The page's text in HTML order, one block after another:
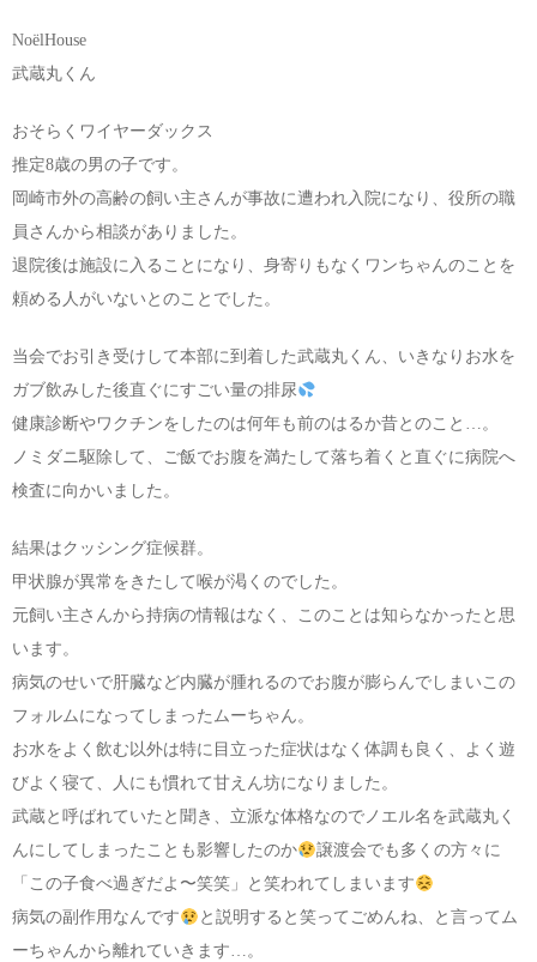
NoëlHouse
武蔵丸くん
おそらくワイヤーダックス
推定8歳の男の子です。
岡崎市外の高齢の飼い主さんが事故に遭われ入院になり、役所の職
員さんから相談がありました。
退院後は施設に入ることになり、身寄りもなくワンちゃんのことを
頼める人がいないとのことでした。
当会でお引き受けして本部に到着した武蔵丸くん、いきなりお水を
ガブ飲みした後直ぐにすごい量の排尿
健康診断やワクチンをしたのは何年も前のはるか昔とのこと…。
ノミダニ駆除して、ご飯でお腹を満たして落ち着くと直ぐに病院へ
検査に向かいました。
結果はクッシング症候群。
甲状腺が異常をきたして喉が渇くのでした。
元飼い主さんから持病の情報はなく、このことは知らなかったと思
います。
病気のせいで肝臓など内臓が腫れるのでお腹が膨らんでしまいこの
フォルムになってしまったムーちゃん。
お水をよく飲む以外は特に目立った症状はなく体調も良く、よく遊
びよく寝て、人にも慣れて甘えん坊になりました。
武蔵と呼ばれていたと聞き、立派な体格なのでノエル名を武蔵丸く
んにしてしまったことも影響したのか
譲渡会でも多くの方々に
「この子食べ過ぎだよ〜笑笑」と笑われてしまいます
病気の副作用なんです
と説明すると笑ってごめんね、と言ってム
ーちゃんから離れていきます…。